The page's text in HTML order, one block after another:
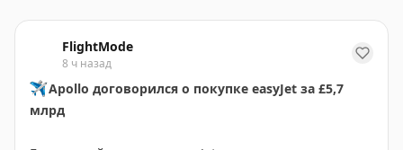
FlightMode
8 ч назад
✈ Apollo договорился о покупке easyJet за £5,7
млрд